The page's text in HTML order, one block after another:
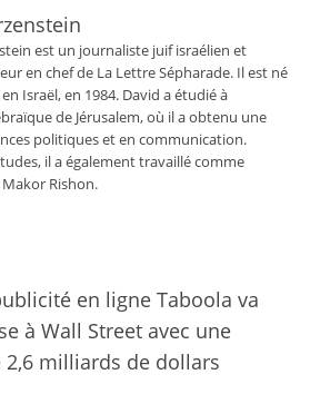
est un journaliste juif israélien et
en chef de La Lettre Sépharade. Il est né
Israël, en 1984. David a étudié à
de Jérusalem, où il a obtenu une
politiques et en communication.
il a également travaillé comme
Rishon.
en ligne Taboola va
à Wall Street avec une
milliards de dollars